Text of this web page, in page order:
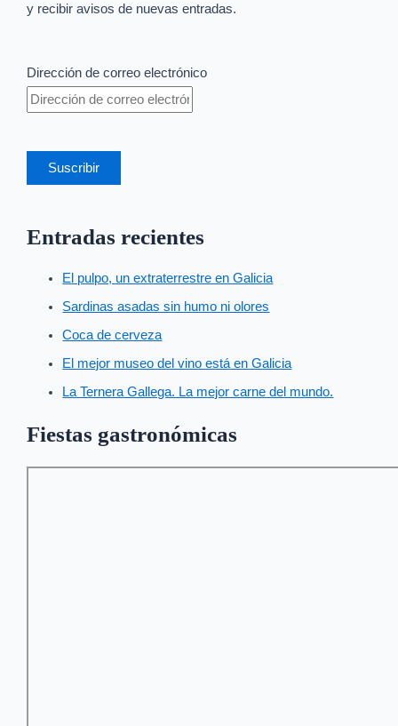
y recibir avisos de nuevas entradas.
Dirección de correo electrónico
Suscribir
Entradas recientes
El pulpo, un extraterrestre en Galicia
Sardinas asadas sin humo ni olores
Coca de cerveza
El mejor museo del vino está en Galicia
La Ternera Gallega. La mejor carne del mundo.
Fiestas gastronómicas